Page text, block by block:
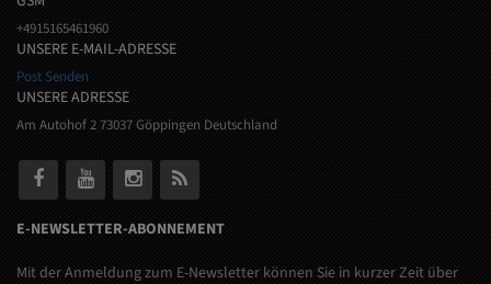
+4915165461960
UNSERE E-MAIL-ADRESSE
Post Senden
UNSERE ADRESSE
Am Autohof 2 73037 Göppingen Deutschland
E-NEWSLETTER-ABONNEMENT
Mit der Anmeldung zum E-Newsletter können Sie in kurzer Zeit über